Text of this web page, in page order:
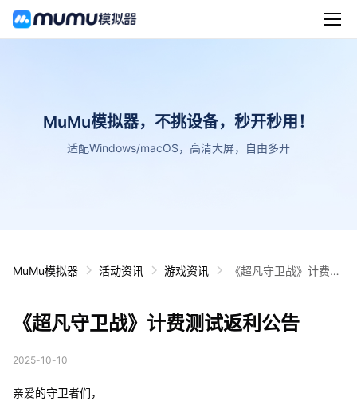
MuMu模拟器，不挑设备，秒开秒用！
适配Windows/macOS，高清大屏，自由多开
MuMu模拟器 活动资讯 游戏资讯
《超凡守卫战》计费测
《超凡守卫战》计费测试返利公告
2025-10-10
亲爱的守卫者们，